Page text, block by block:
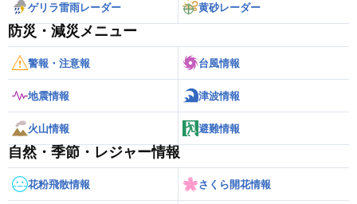
ゲリラ雷雨レーダー 黄砂レーダー
防災・減災メニュー
警報・注意報 台風情報
地震情報 津波情報
火山情報 避難情報
自然・季節・レジャー情報
花粉飛散情報 さくら開花情報